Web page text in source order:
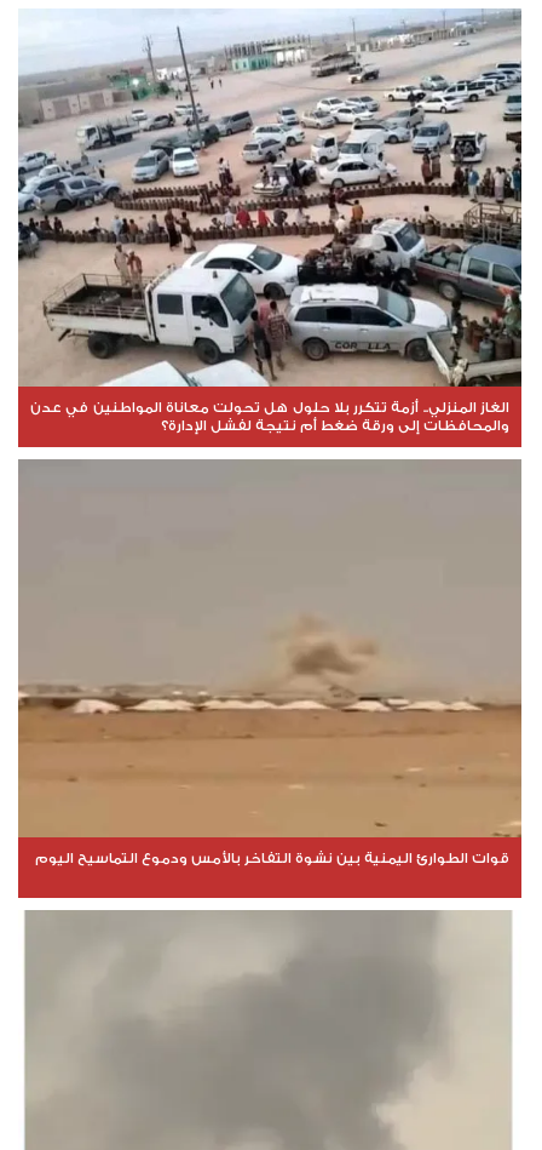
الغاز المنزلي.. أزمة تتكرر بلا حلول هل تحولت معاناة المواطنين في عدن
والمحافظات إلى ورقة ضغط أم نتيجة لفشل الإدارة؟
قوات الطوارئ اليمنية بين نشوة التفاخر بالأمس ودموع التماسيح اليوم